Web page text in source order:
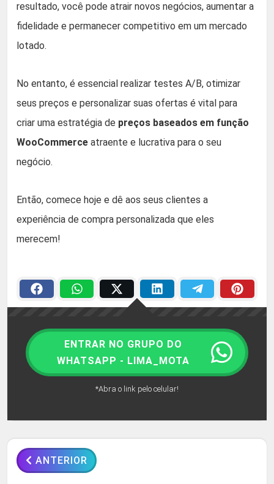
resultado, você pode atrair novos negócios, aumentar a
fidelidade e permanecer competitivo em um mercado
lotado.
No entanto, é essencial realizar testes A/B, otimizar
seus preços e personalizar suas ofertas é vital para
criar uma estratégia de preços baseados em função
WooCommerce atraente e lucrativa para o seu
negócio.
Então, comece hoje e dê aos seus clientes a
experiência de compra personalizada que eles
merecem!
ENTRAR NO GRUPO DO
WHATSAPP - LIMA_MOTA
*Abra o link pelo celular!
ANTERIOR